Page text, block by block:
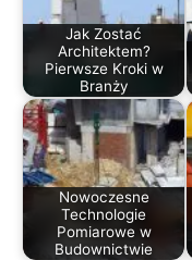
Jak Zostać
Architektem?
Pierwsze Kroki w
Branży
Nowoczesne
Technologie
Pomiarowe w
Budownictwie